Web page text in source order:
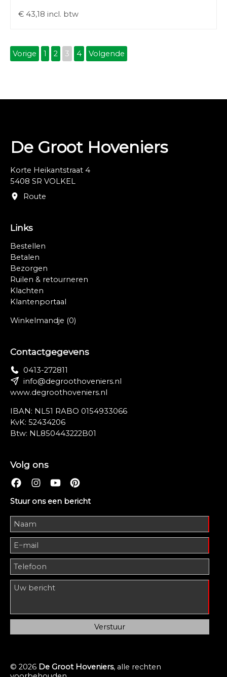
€ 43,18 incl. btw
Vorige 1 2 3 4 Volgende
De Groot Hoveniers
Korte Heikantstraat 4
5408 SR VOLKEL
Route
Links
Bestellen
Betalen
Bezorgen
Ruilen & retourneren
Klachten
Klantenportaal
Winkelmandje (0)
Contactgegevens
0413-272811
info@degroothoveniers.nl
www.degroothoveniers.nl
IBAN: NL51 RABO 0154933066
KvK: 52434206
Btw: NL850443222B01
Volg ons
Stuur ons een bericht
© 2026 De Groot Hoveniers, alle rechten